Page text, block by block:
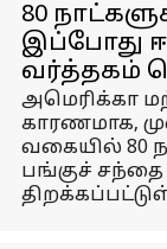
80
இப்போது
வர்த்தகம்
அமெரிக்கா
காரணமாக,
வகையில் 80
பங்குச்